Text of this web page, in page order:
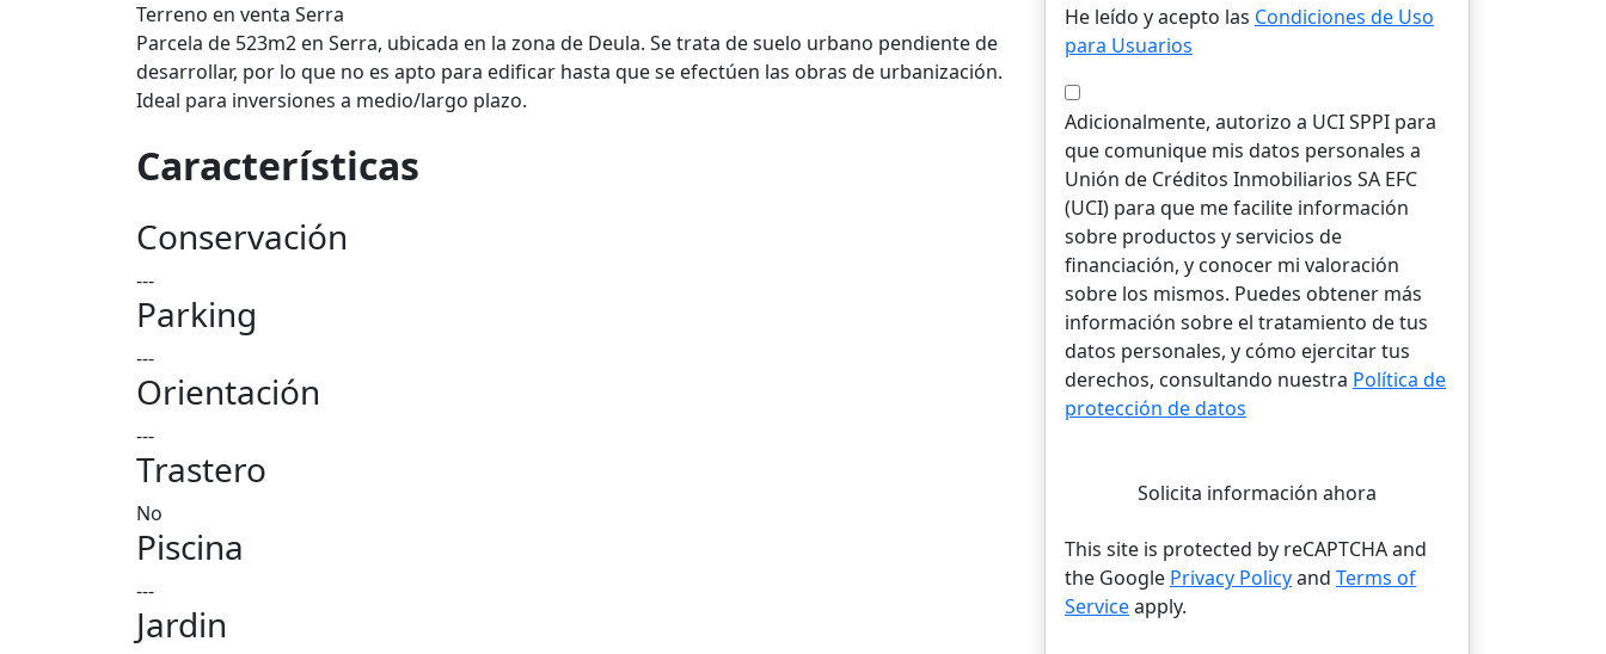
Terreno en venta Serra
Parcela de 523m2 en Serra, ubicada en la zona de Deula. Se trata de suelo urbano pendiente de
desarrollar, por lo que no es apto para edificar hasta que se efectúen las obras de urbanización.
Ideal para inversiones a medio/largo plazo.
Características
Conservación
---
Parking
---
Orientación
---
Trastero
No
Piscina
---
Jardin
He leído y acepto las Condiciones de Uso
para Usuarios
Adicionalmente, autorizo a UCI SPPI para
que comunique mis datos personales a
Unión de Créditos Inmobiliarios SA EFC
(UCI) para que me facilite información
sobre productos y servicios de
financiación, y conocer mi valoración
sobre los mismos. Puedes obtener más
información sobre el tratamiento de tus
datos personales, y cómo ejercitar tus
derechos, consultando nuestra Política de
protección de datos
Solicita información ahora
This site is protected by reCAPTCHA and
the Google Privacy Policyand Terms of
Serviceapply.